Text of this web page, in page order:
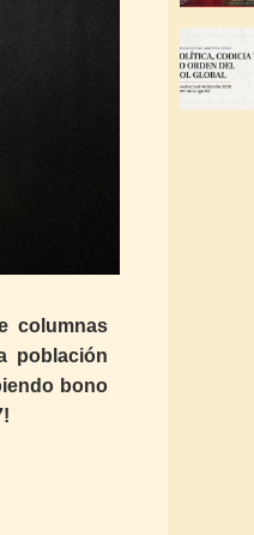
columnas
población
bono